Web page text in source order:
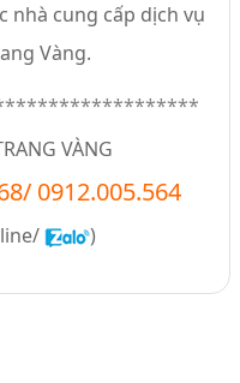
nhà cung cấp dịch vụ
Vàng.
VÀNG
/ 0912.005.564
)